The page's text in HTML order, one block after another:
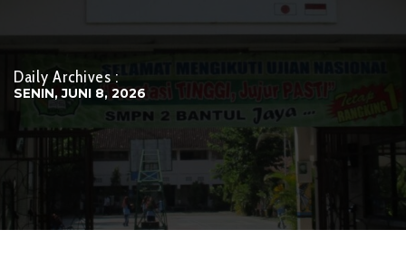
Daily Archives :
SENIN, JUNI 8, 2026